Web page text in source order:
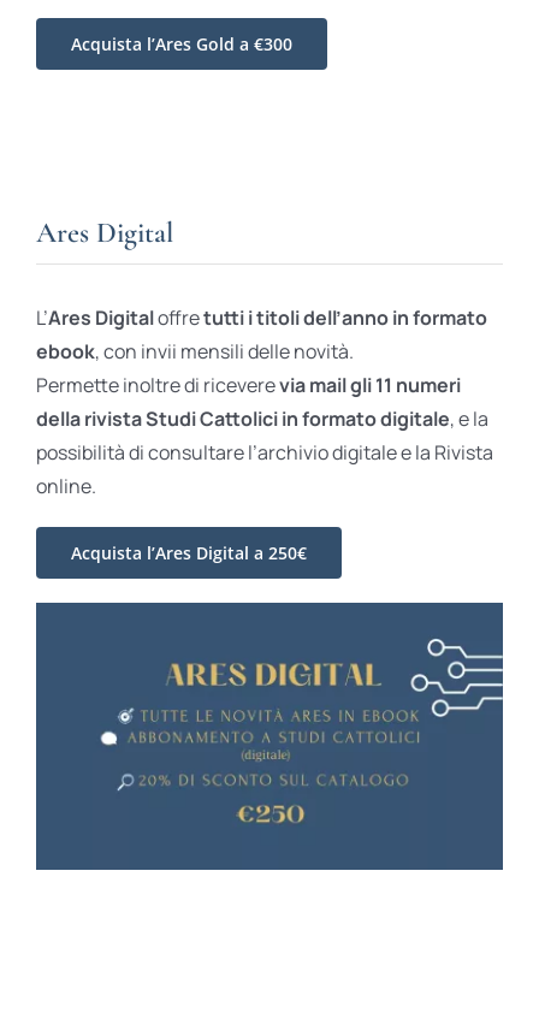
Acquista l’Ares Gold a €300
Ares Digital
L’Ares Digitaloffretutti i titoli dell’anno in formato
ebook, con invii mensili delle novità.
Permette inoltre di riceverevia mail gli 11 numeri
della rivista Studi Cattolici in formato digitale, e la
possibilità di consultare l’archivio digitale e la Rivista
online.
Acquista l’Ares Digital a 250€